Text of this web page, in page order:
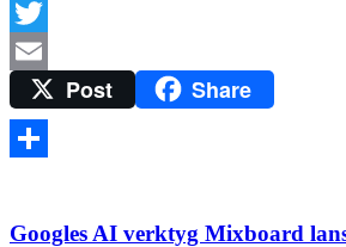
Facebook
Twitter
Email
Post Share
Googles AI verktyg Mixboard